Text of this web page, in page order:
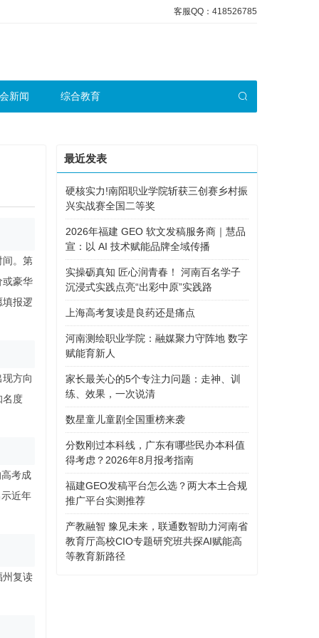
客服QQ：418526785
新闻 综合教育
间。第
或豪华
报逻
方向
名度
考成
近年
州复读
最近发表
硬核实力!南阳职业学院斩获三创赛乡村振
兴实战赛全国二等奖
2026年福建 GEO 软文发稿服务商｜慧品
宣：以 AI 技术赋能品牌全域传播
实操砺真知 匠心润青春！ 河南百名学子
沉浸式实践点亮“出彩中原”实践路
上海高考复读是良药还是痛点
河南测绘职业学院：融媒聚力守阵地 数字
赋能育新人
家长最关心的5个专注力问题：走神、训
练、效果，一次说清
数星童儿童剧全国重榜来袭
分数刚过本科线，广东有哪些民办本科值
得考虑？2026年8月报考指南
福建GEO发稿平台怎么选？两大本土合规
推广平台实测推荐
产教融智 豫见未来，联通数智助力河南省
教育厅高校CIO专题研究班共探AI赋能高
等教育新路径